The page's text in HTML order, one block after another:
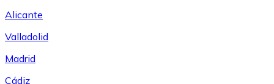
Alicante
Valladolid
Madrid
Cádiz